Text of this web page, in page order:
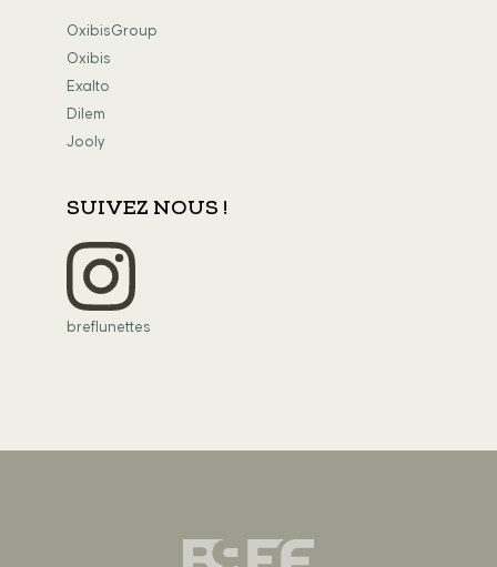
SUIVEZ NOUS !
breflunettes
OxibisGroup
Oxibis
Exalto
Dilem
Jooly